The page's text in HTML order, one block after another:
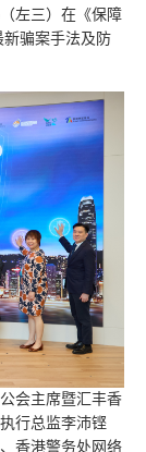
左三）在《保障
骗案手法及防
会主席暨汇丰香
行总监李沛铿
香港警务处网络